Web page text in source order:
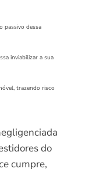
passivo dessa
inviabilizar a sua
trazendo risco
do
cumpre,